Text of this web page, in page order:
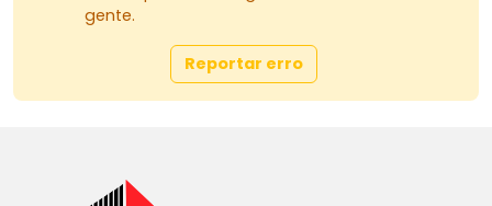
gente.
Reportar erro